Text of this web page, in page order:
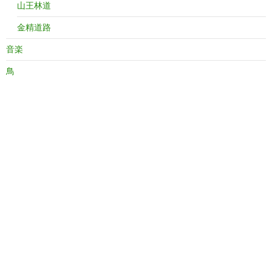
山王林道
金精道路
音楽
鳥